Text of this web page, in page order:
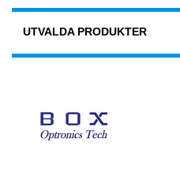
UTVALDA PRODUKTER